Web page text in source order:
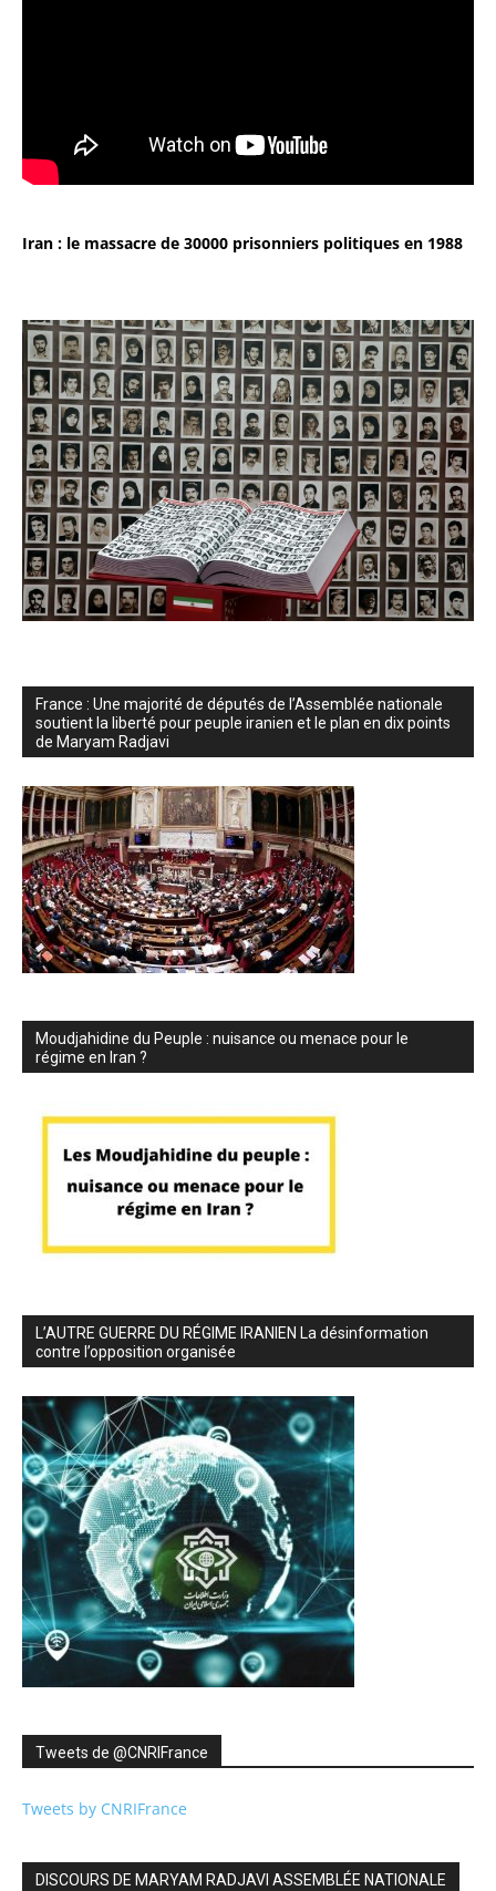
Iran : le massacre de 30000 prisonniers politiques en 1988
France : Une majorité de députés de l’Assemblée nationale
soutient la liberté pour peuple iranien et le plan en dix points
de Maryam Radjavi
Moudjahidine du Peuple : nuisance ou menace pour le
régime en Iran ?
L’AUTRE GUERRE DU RÉGIME IRANIEN La désinformation
contre l’opposition organisée
Tweets de ‎@CNRIFrance
Tweets by CNRIFrance
DISCOURS DE MARYAM RADJAVI ASSEMBLÉE NATIONALE